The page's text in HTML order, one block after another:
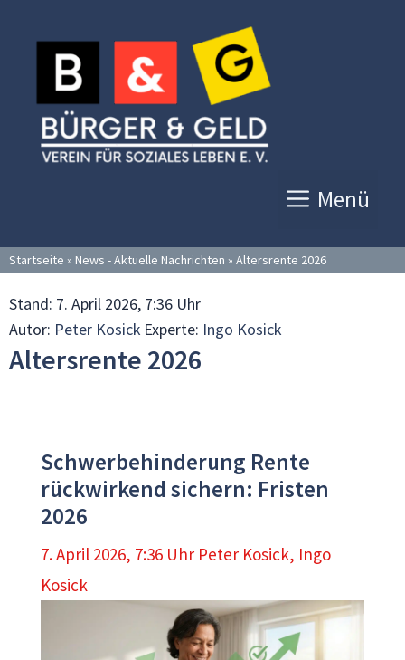
Inhalt
springen
Menü
Startseite » News - Aktuelle Nachrichten » Altersrente 2026
Stand: 7. April 2026, 7:36 Uhr
Autor: Peter Kosick Experte: Ingo Kosick
Altersrente 2026
Schwerbehinderung Rente
rückwirkend sichern: Fristen
2026
7. April 2026, 7:36 Uhr Peter Kosick, Ingo
Kosick